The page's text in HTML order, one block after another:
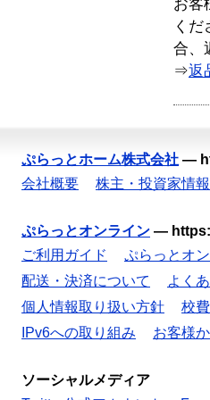
お客
く
合、
⇒返
ぷらっとホーム株式会社 —
会社概要
株主・投資家情報
ぷらっとオンライン —
ご利用ガイド
ぷらっとオ
配送・決済について
よく
個人情報取り扱い方針
校
IPv6への取り組み
お客様
ソーシャルメディア